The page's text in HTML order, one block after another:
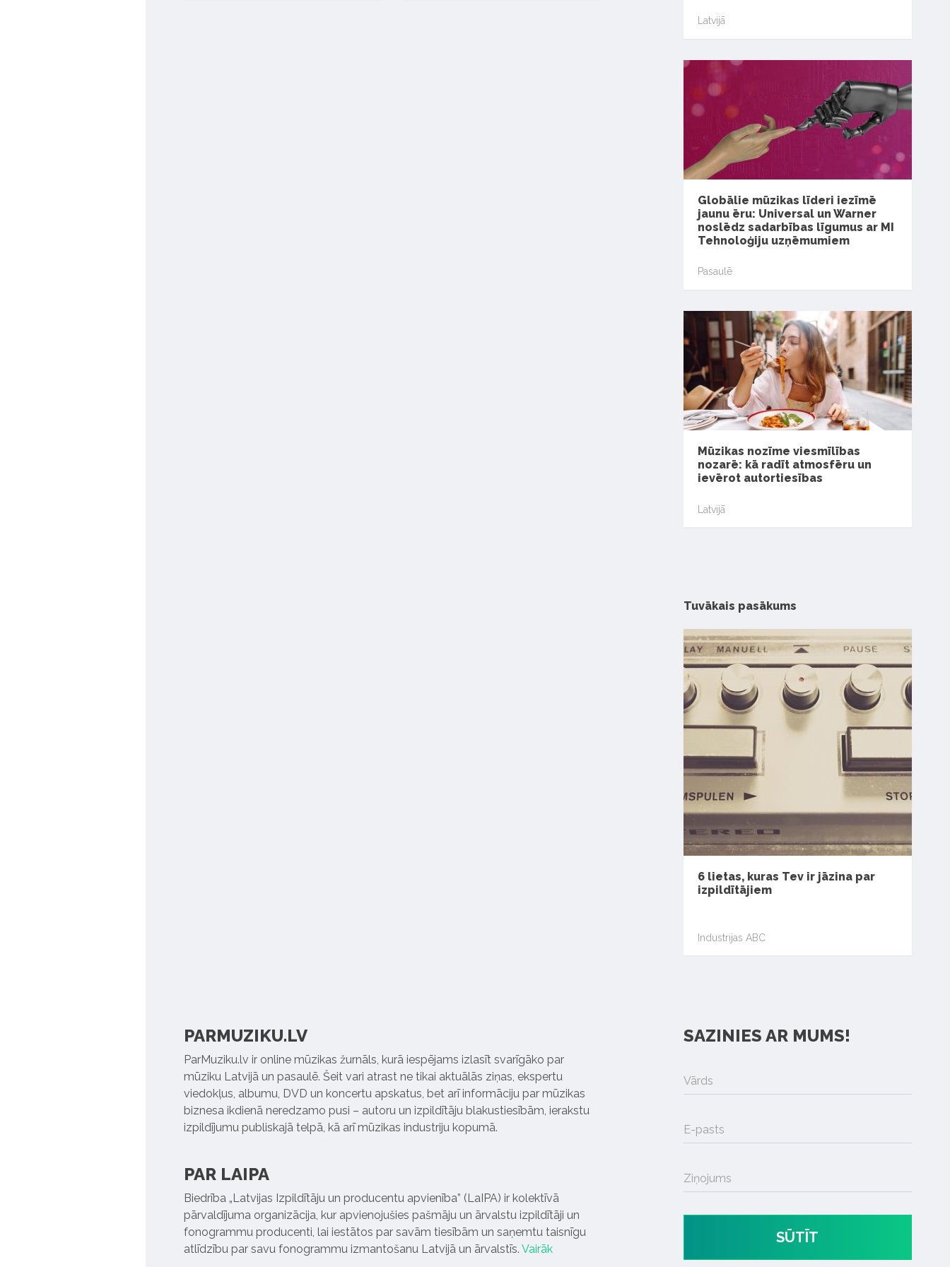
Latvijā
Globālie mūzikas līderi iezīmē
jaunu ēru: Universal un Warner
noslēdz sadarbības līgumus ar MI
Tehnoloģiju uzņēmumiem
Pasaulē
Mūzikas nozīme viesmīlības
nozarē: kā radīt atmosfēru un
ievērot autortiesības
Latvijā
Tuvākais pasākums
6 lietas, kuras Tev ir jāzina par
izpildītājiem
Industrijas ABC
PARMUZIKU.LV
ParMuziku.lv ir online mūzikas žurnāls, kurā iespējams izlasīt svarīgāko par
mūziku Latvijā un pasaulē. Šeit vari atrast ne tikai aktuālās ziņas, ekspertu
viedokļus, albumu, DVD un koncertu apskatus, bet arī informāciju par mūzikas
biznesa ikdienā neredzamo pusi – autoru un izpildītāju blakustiesībām, ierakstu
izpildījumu publiskajā telpā, kā arī mūzikas industriju kopumā.
PAR LAIPA
Biedrība „Latvijas Izpildītāju un producentu apvienība” (LaIPA) ir kolektīvā
pārvaldījuma organizācija, kur apvienojušies pašmāju un ārvalstu izpildītāji un
fonogrammu producenti, lai iestātos par savām tiesībām un saņemtu taisnīgu
atlīdzību par savu fonogrammu izmantošanu Latvijā un ārvalstīs. Vairāk
SAZINIES AR MUMS!
Vārds
E-pasts
Ziņojums
SŪTĪT